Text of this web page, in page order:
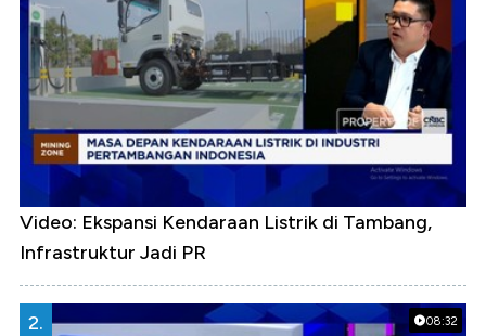
Video: Ekspansi Kendaraan Listrik di Tambang,
Infrastruktur Jadi PR
08:32
2.